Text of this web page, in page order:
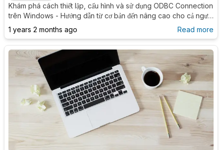
Khám phá cách thiết lập, cấu hình và sử dụng ODBC Connection
trên Windows - Hướng dẫn từ cơ bản đến nâng cao cho cả người
mới bắt đầu và chuyên gia
1 years 2 months ago Read more